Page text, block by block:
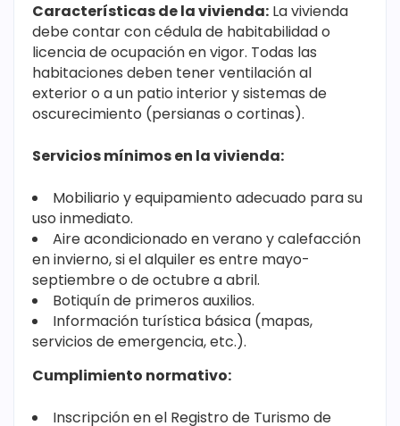
Características de la vivienda: La vivienda
debe contar con cédula de habitabilidad o
licencia de ocupación en vigor. Todas las
habitaciones deben tener ventilación al
exterior o a un patio interior y sistemas de
oscurecimiento (persianas o cortinas).
Servicios mínimos en la vivienda:
Mobiliario y equipamiento adecuado para su
uso inmediato.
Aire acondicionado en verano y calefacción
en invierno, si el alquiler es entre mayo-
septiembre o de octubre a abril.
Botiquín de primeros auxilios.
Información turística básica (mapas,
servicios de emergencia, etc.).
Cumplimiento normativo:
Inscripción en el Registro de Turismo de